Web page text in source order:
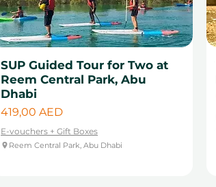
SUP Guided Tour for Two at
Reem Central Park, Abu
Dhabi
Цена
419,00 AED
E-vouchers + Gift Boxes
Reem Central Park, Abu Dhabi